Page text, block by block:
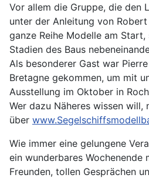
Vor allem die Gruppe, die den
unter der Anleitung von
ganze Reihe Modelle am
Stadien des Baus
Als besonderer Gast war
Bretagne gekommen, um mit
Ausstellung im Oktober in
Wer dazu Näheres wissen will,
über
Wie immer eine gelungene
ein wunderbares Wochenende
Freunden, tollen Gesprächen